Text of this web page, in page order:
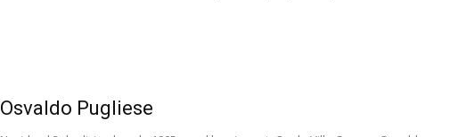
Osvaldo Pugliese